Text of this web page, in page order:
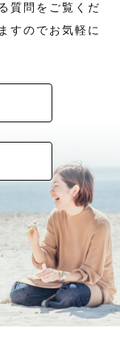
質問をご覧くだ
すのでお気軽に